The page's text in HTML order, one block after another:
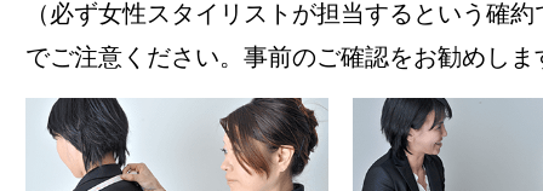
（必ず女性スタイリストが担当するという確
でご注意ください。事前のご確認をお勧めしま